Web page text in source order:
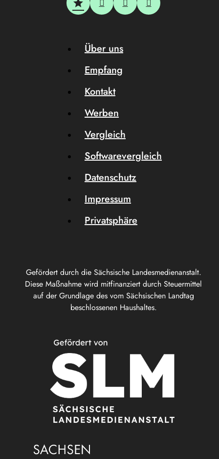
Gefördert durch die Sächsische Landesmedienanstalt.
Diese Maßnahme wird mitfinanziert durch Steuermittel
auf der Grundlage des vom Sächsischen Landtag
beschlossenen Haushaltes.
Über uns
Empfang
Kontakt
Werben
Vergleich
Softwarevergleich
Datenschutz
Impressum
Privatsphäre